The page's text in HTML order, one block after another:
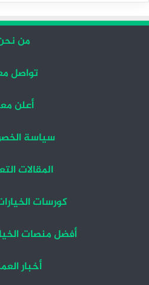
من
تواصل
أعلن
سياسة
المقالات
كورسات
أفضل منصات
أخبار